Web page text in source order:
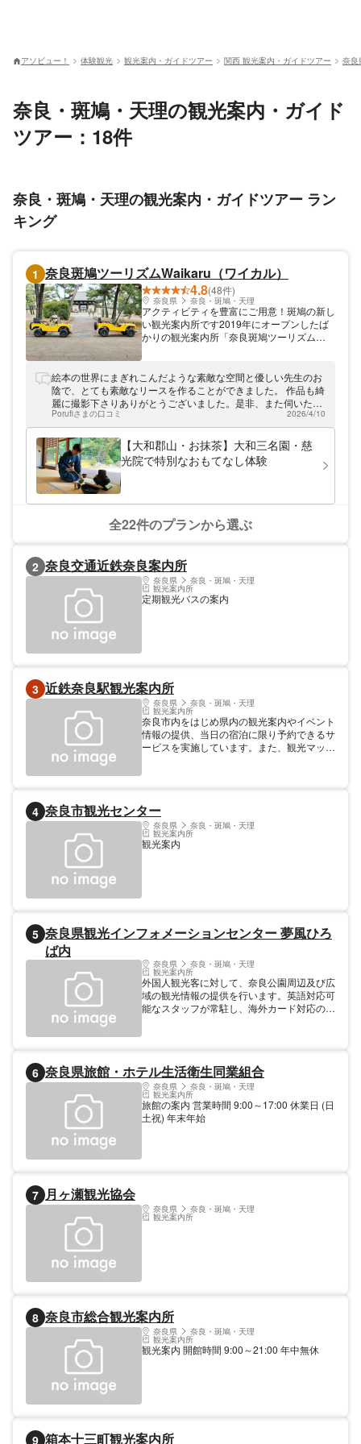
アソビュー！ 体験観光 観光案内・ガイドツアー 関西 観光案内・ガイドツアー 奈良
奈良・斑鳩・天理の観光案内・ガイド
ツアー：18件
奈良・斑鳩・天理の観光案内・ガイドツアー ラン
キング
1 奈良斑鳩ツーリズムWaikaru（ワイカル）
4.8(48件)
奈良県 奈良・斑鳩・天理
アクティビティを豊富にご用意！斑鳩の新し
い観光案内所です2019年にオープンしたば
かりの観光案内所「奈良斑鳩ツーリズム
ティビティを取り揃えております。レンタサ
イクルもご用意しておりますので、斑鳩町・
法隆寺周辺の観光の際にはぜひお立ち寄りく
絵本の世界にまぎれこんだような素敵な空間と優しい先生のお
陰で、とても素敵なリースを作ることができました。 作品も綺
麗に撮影下さりありがとうございました。是非、また伺いたい
です。
Porufiさまの口コミ 2026/4/10
【大和郡山・お抹茶】大和三名園・慈
光院で特別なおもてなし体験
全22件のプランから選ぶ
2 奈良交通近鉄奈良案内所
奈良県 奈良・斑鳩・天理
観光案内所
定期観光バスの案内
3 近鉄奈良駅観光案内所
奈良県 奈良・斑鳩・天理
観光案内所
奈良市内をはじめ県内の観光案内やイベント
情報の提供、当日の宿泊に限り予約できるサ
ービスを実施しています。また、観光マップ
4 奈良市観光センター
奈良県 奈良・斑鳩・天理
観光案内所
観光案内
5 奈良県観光インフォメーションセンター 夢風ひろ
ば内
奈良県 奈良・斑鳩・天理
観光案内所
外国人観光客に対して、奈良公園周辺及び広
域の観光情報の提供を行います。英語対応可
能なスタッフが常駐し、海外カード対応のＡ
6 奈良県旅館・ホテル生活衛生同業組合
奈良県 奈良・斑鳩・天理
観光案内所
旅館の案内 営業時間 9:00～17:00 休業日 (日
土祝) 年末年始
7 月ヶ瀬観光協会
奈良県 奈良・斑鳩・天理
観光案内所
8 奈良市総合観光案内所
奈良県 奈良・斑鳩・天理
観光案内所
観光案内 開館時間 9:00～21:00 年中無休
9 箱本十三町観光案内所